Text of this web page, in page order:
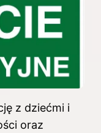
z dziećmi i
oraz